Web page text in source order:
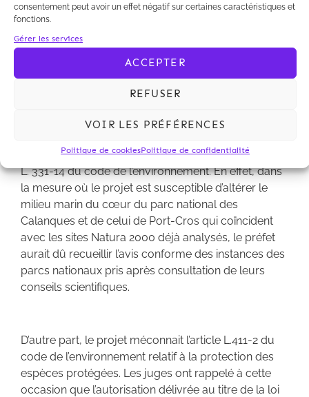
consentement peut avoir un effet négatif sur certaines caractéristiques et
fonctions.
Gérer les services
ACCEPTER
REFUSER
VOIR LES PRÉFÉRENCES
Politique de cookiesPolitique de confidentialité
La Cour relève deux autres illégalités qui découlent
directement de l’appréciation qu’elle a pu porter sur
la possibilité que le projet éolien ait des effets
significatifs dommageables pour le bon état de
D’une part, l’autorisation litigieuse méconnait l’article
L. 331-14 du code de l’environnement. En effet, dans
la mesure où le projet est susceptible d’altérer le
milieu marin du cœur du parc national des
Calanques et de celui de Port-Cros qui coïncident
avec les sites Natura 2000 déjà analysés, le préfet
aurait dû recueillir l’avis conforme des instances des
parcs nationaux pris après consultation de leurs
conseils scientifiques.
D’autre part, le projet méconnait l’article L.411-2 du
code de l’environnement relatif à la protection des
espèces protégées. Les juges ont rappelé à cette
occasion que l’autorisation délivrée au titre de la loi